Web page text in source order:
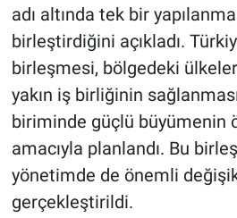
adı altında tek bir
birleştirdiğini açıkladı.
birleşmesi, bölgedeki
yakın iş birliğinin
biriminde güçlü büyümenin
amacıyla planlandı. Bu
yönetimde de önemli
gerçekleştirildi.